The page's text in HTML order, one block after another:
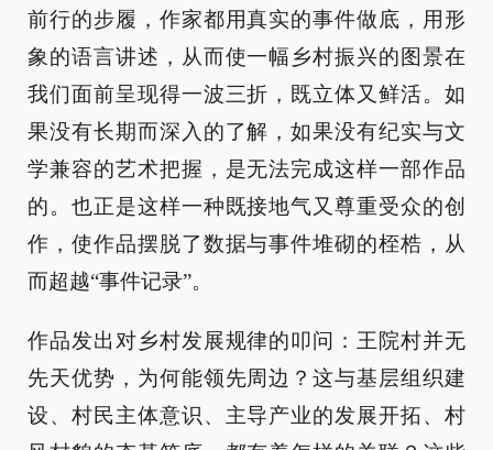
前行的步履，作家都用真实的事件做底，用形
象的语言讲述，从而使一幅乡村振兴的图景在
我们面前呈现得一波三折，既立体又鲜活。如
果没有长期而深入的了解，如果没有纪实与文
学兼容的艺术把握，是无法完成这样一部作品
的。也正是这样一种既接地气又尊重受众的创
作，使作品摆脱了数据与事件堆砌的桎梏，从
而超越“事件记录”。
作品发出对乡村发展规律的叩问：王院村并无
先天优势，为何能领先周边？这与基层组织建
设、村民主体意识、主导产业的发展开拓、村